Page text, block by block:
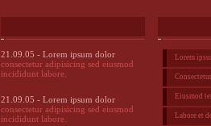
21.09.05 - Lorem ipsum dolor
consectetur adipisicing sed eiusmod
incididunt labore.
21.09.05 - Lorem ipsum dolor
consectetur adipisicing sed eiusmod
incididunt labore.
Lorem
Eiusmod
Labore et